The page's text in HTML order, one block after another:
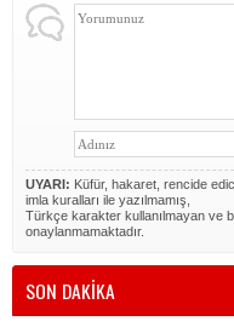
UYARI: Küfür, hakaret, rencide
imla kuralları ile yazılmamış,
Türkçe karakter kullanılmayan ve
onaylanmamaktadır.
SON DAKİKA